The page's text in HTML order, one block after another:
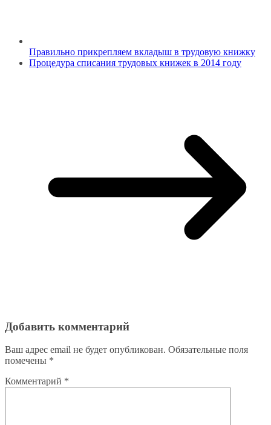
Правильно прикрепляем вкладыш в трудовую книжку
Процедура списания трудовых книжек в 2014 году
Добавить комментарий
Ваш адрес email не будет опубликован. Обязательные поля
помечены *
Комментарий *